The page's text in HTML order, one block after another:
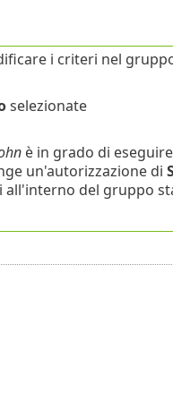
i criteri nel
selezionate
è in grado di
un'autorizzazione di
del gruppo